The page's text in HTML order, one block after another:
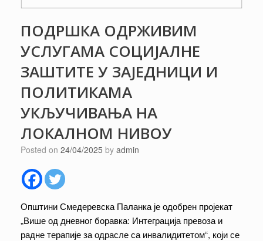
ПОДРШКА ОДРЖИВИМ
УСЛУГАМА СОЦИЈАЛНЕ
ЗАШТИТЕ У ЗАЈЕДНИЦИ И
ПОЛИТИКАМА
УКЉУЧИВАЊА НА
ЛОКАЛНОМ НИВОУ
Posted on 24/04/2025 by admin
Општини Смедеревска Паланка је одобрен пројекат
„Више од дневног боравка: Интеграција превоза и
радне терапије за одрасле са инвалидитетом“, који се